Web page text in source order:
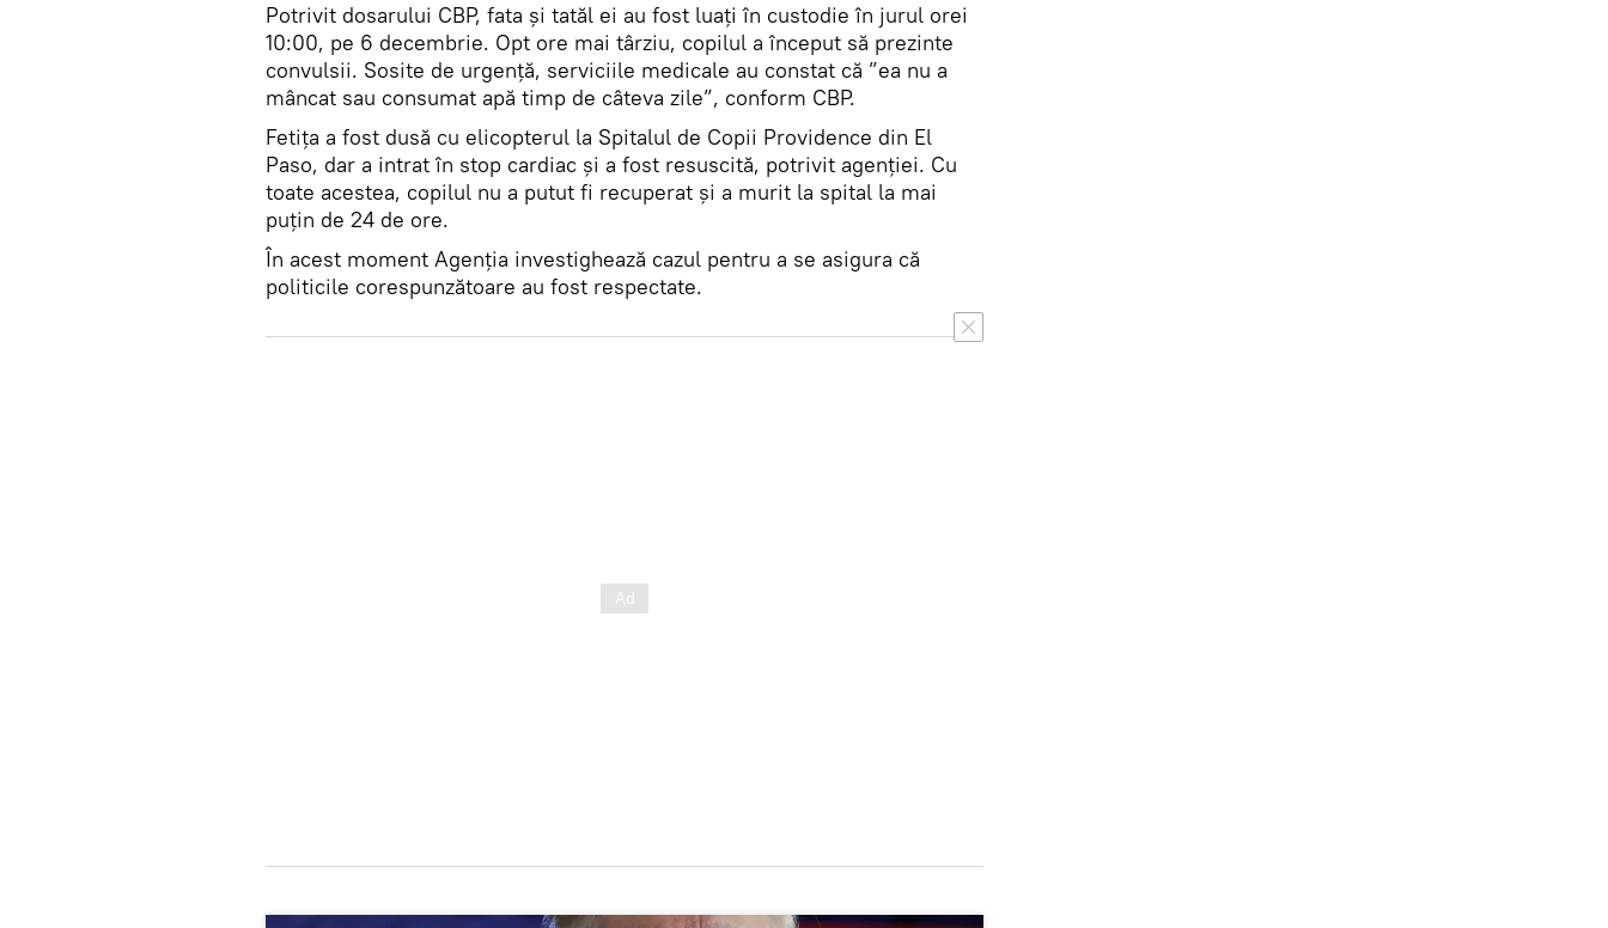
Potrivit dosarului CBP, fata și tatăl ei au fost luați în custodie în jurul orei
10:00, pe 6 decembrie. Opt ore mai târziu, copilul a început să prezinte
convulsii. Sosite de urgență, serviciile medicale au constat că ”ea nu a
mâncat sau consumat apă timp de câteva zile”, conform CBP.
Fetița a fost dusă cu elicopterul la Spitalul de Copii Providence din El
Paso, dar a intrat în stop cardiac și a fost resuscită, potrivit agenției. Cu
toate acestea, copilul nu a putut fi recuperat și a murit la spital la mai
puțin de 24 de ore.
În acest moment Agenția investighează cazul pentru a se asigura că
politicile corespunzătoare au fost respectate.